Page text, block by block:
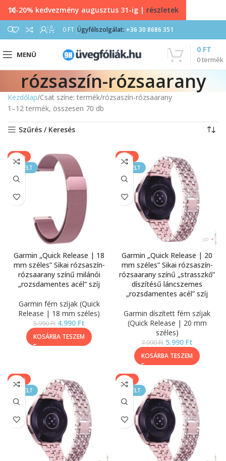
0 0 FT Ügyfélszolgálat: +36 30 8686 351
MENÜ
0termék
0 FT
rózsaszín-rózsaarany
Kezdőlap Csat színe: termék rózsaszín-rózsaarany
1–12 termék, összesen 70 db
Szűrés / Keresés
-17%
KIEMELT
Garmin „Quick Release | 18
mm széles” Sikai rózsaszín-
rózsaarany színű milánói
„rozsdamentes acél” szíj
Garmin fém szíjak (Quick
Release | 18 mm széles)
5.990Ft 4.990 Ft
KOSÁRBA TESZEM
-25%
KIEMELT
Garmin „Quick Release | 20
mm széles” Sikai rózsaszín-
rózsaarany színű „strasszkő”
díszítésű láncszemes
„rozsdamentes acél” szíj
Garmin díszített fém szíjak
(Quick Release | 20 mm
széles)
7.990Ft 5.990 Ft
KOSÁRBA TESZEM
-25%
KIEMELT
-25%
KIEMELT
10-20% kedvezmény augusztus 31-ig | részletek